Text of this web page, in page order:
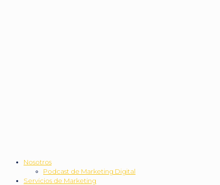
Nosotros
Podcast de Marketing Digital
Servicios de Marketing